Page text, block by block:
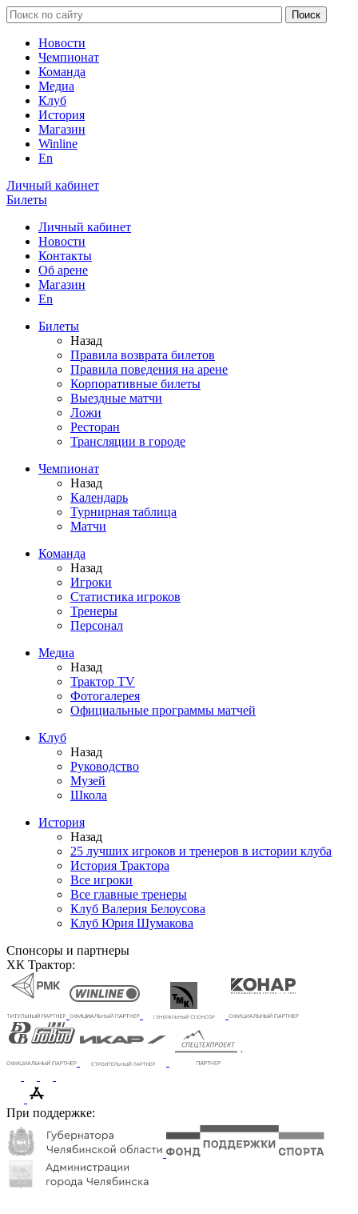
Новости
Чемпионат
Команда
Медиа
Клуб
История
Магазин
Winline
En
Личный кабинет
Билеты
Личный кабинет
Новости
Контакты
Об арене
Магазин
En
Билеты
Назад
Правила возврата билетов
Правила поведения на арене
Корпоративные билеты
Выездные матчи
Ложи
Ресторан
Трансляции в городе
Чемпионат
Назад
Календарь
Турнирная таблица
Матчи
Команда
Назад
Игроки
Статистика игроков
Тренеры
Персонал
Медиа
Назад
Трактор TV
Фотогалерея
Официальные программы матчей
Клуб
Назад
Руководство
Музей
Школа
История
Назад
25 лучших игроков и тренеров в истории клуба
История Трактора
Все игроки
Все главные тренеры
Клуб Валерия Белоусова
Клуб Юрия Шумакова
Спонсоры и партнеры
ХК Трактор:
При поддержке: